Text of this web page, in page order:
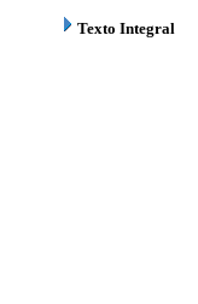
Texto Integral